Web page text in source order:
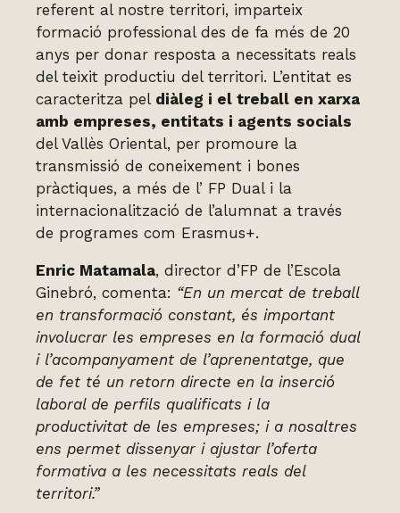
referent al nostre territori, imparteix
formació professional des de fa més de 20
anys per donar resposta a necessitats reals
del teixit productiu del territori. L’entitat es
caracteritza pel diàleg i el treball en xarxa
amb empreses, entitats i agents socials
del Vallès Oriental, per promoure la
transmissió de coneixement i bones
pràctiques, a més de l’ FP Dual i la
internacionalització de l’alumnat a través
de programes com Erasmus+.
Enric Matamala, director d’FP de l’Escola
Ginebró, comenta: “En un mercat de treball
en transformació constant, és important
involucrar les empreses en la formació dual
i l’acompanyament de l’aprenentatge, que
de fet té un retorn directe en la inserció
laboral de perfils qualificats i la
productivitat de les empreses; i a nosaltres
ens permet dissenyar i ajustar l’oferta
formativa a les necessitats reals del
territori.”